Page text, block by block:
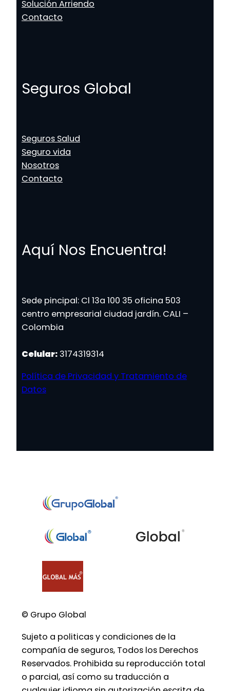
Solución Arriendo
Contacto
Seguros Global
Seguros Salud
Seguro vida
Nosotros
Contacto
Aquí Nos Encuentra!
Sede pincipal: Cl 13a 100 35 oficina 503
centro empresarial ciudad jardín. CALI –
Colombia
Celular: 3174319314
Política de Privacidad y Tratamiento de
Datos
© Grupo Global
Sujeto a politicas y condiciones de la
compañía de seguros, Todos los Derechos
Reservados. Prohibida su reproducción total
o parcial, así como su traducción a